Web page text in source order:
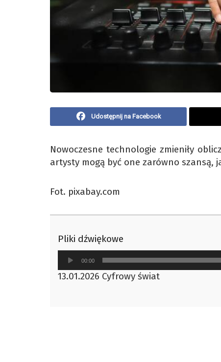
Udostępnij na Facebook
Nowoczesne technologie zmieniły
artysty mogą być one zarówno szansą,
Fot. pixabay.com
Pliki dźwiękowe
Odtwarzacz
plików
dźwiękowych
00:00
13.01.2026 Cyfrowy świat